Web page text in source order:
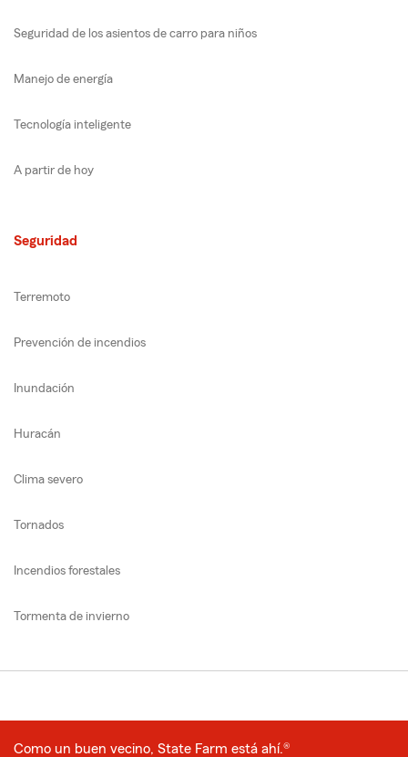
Seguridad de los asientos de carro para niños
Manejo de energía
Tecnología inteligente
A partir de hoy
Seguridad
Terremoto
Prevención de incendios
Inundación
Huracán
Clima severo
Tornados
Incendios forestales
Tormenta de invierno
Como un buen vecino, State Farm está ahí.®